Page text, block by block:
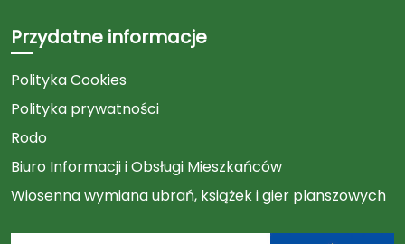
Przydatne informacje
Polityka Cookies
Polityka prywatności
Rodo
Biuro Informacji i Obsługi Mieszkańców
Wiosenna wymiana ubrań, książek i gier planszowych